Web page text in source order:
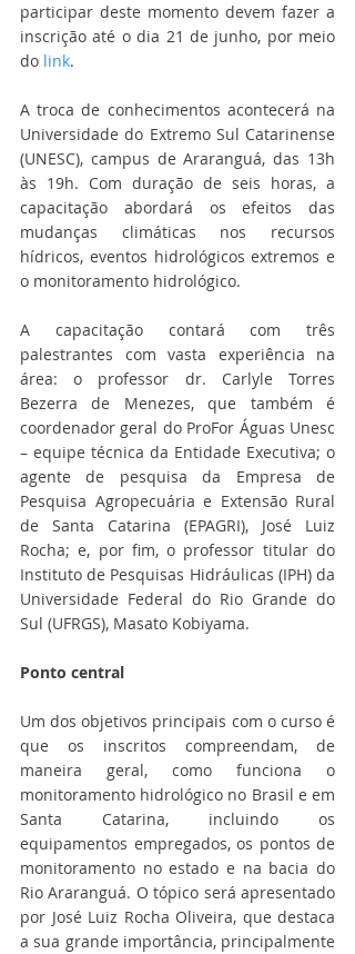
participar deste momento devem fazer a
inscrição até o dia 21 de junho, por meio
do link.
A troca de conhecimentos acontecerá na
Universidade do Extremo Sul Catarinense
(UNESC), campus de Araranguá, das 13h
às 19h. Com duração de seis horas, a
capacitação abordará os efeitos das
mudanças climáticas nos recursos
hídricos, eventos hidrológicos extremos e
o monitoramento hidrológico.
A capacitação contará com três
palestrantes com vasta experiência na
área: o professor dr. Carlyle Torres
Bezerra de Menezes, que também é
coordenador geral do ProFor Águas Unesc
– equipe técnica da Entidade Executiva; o
agente de pesquisa da Empresa de
Pesquisa Agropecuária e Extensão Rural
de Santa Catarina (EPAGRI), José Luiz
Rocha; e, por fim, o professor titular do
Instituto de Pesquisas Hidráulicas (IPH) da
Universidade Federal do Rio Grande do
Sul (UFRGS), Masato Kobiyama.
Ponto central
Um dos objetivos principais com o curso é
que os inscritos compreendam, de
maneira geral, como funciona o
monitoramento hidrológico no Brasil e em
Santa Catarina, incluindo os
equipamentos empregados, os pontos de
monitoramento no estado e na bacia do
Rio Araranguá. O tópico será apresentado
por José Luiz Rocha Oliveira, que destaca
a sua grande importância, principalmente